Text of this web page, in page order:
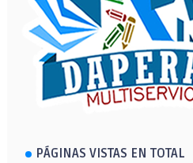
PÁGINAS VISTAS EN TOTAL